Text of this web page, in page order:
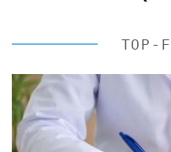
TOP-